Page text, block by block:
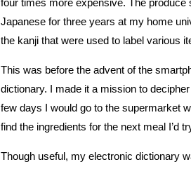
four times more expensive. The produce
Japanese for three years at my home
the kanji that were used to label various
This was before the advent of the
dictionary. I made it a mission to
few days I would go to the supermarket
find the ingredients for the next meal I’d
Though useful, my electronic dictionary